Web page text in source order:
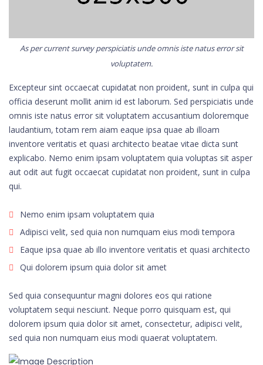
As per current survey perspiciatis unde omnis iste natus error sit
voluptatem.
Excepteur sint occaecat cupidatat non proident, sunt in culpa qui
officia deserunt mollit anim id est laborum. Sed perspiciatis unde
omnis iste natus error sit voluptatem accusantium doloremque
laudantium, totam rem aiam eaque ipsa quae ab illoam
inventore veritatis et quasi architecto beatae vitae dicta sunt
explicabo. Nemo enim ipsam voluptatem quia voluptas sit asper
aut odit aut fugit occaecat cupidatat non proident, sunt in culpa
qui.
Nemo enim ipsam voluptatem quia
Adipisci velit, sed quia non numquam eius modi tempora
Eaque ipsa quae ab illo inventore veritatis et quasi architecto
Qui dolorem ipsum quia dolor sit amet
Sed quia consequuntur magni dolores eos qui ratione
voluptatem sequi nesciunt. Neque porro quisquam est, qui
dolorem ipsum quia dolor sit amet, consectetur, adipisci velit,
sed quia non numquam eius modi quaerat voluptatem.